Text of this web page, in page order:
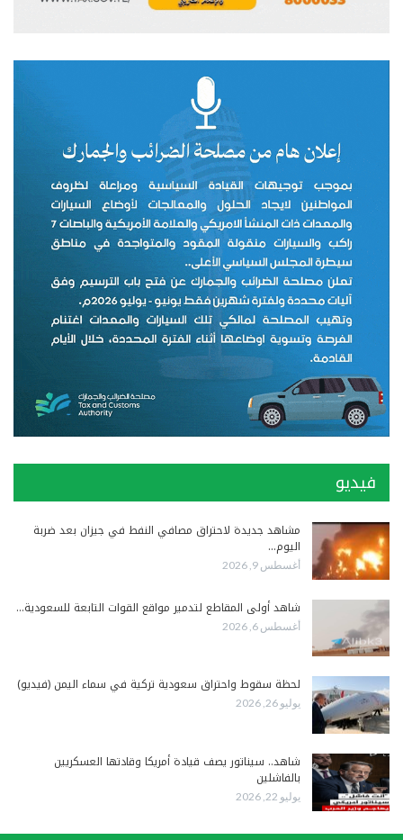
فيديو
مشاهد جديدة لاحتراق مصافي النفط في جيزان بعد ضربة
اليوم…
أغسطس 9, 2026
شاهد أولى المقاطع لتدمير مواقع القوات التابعة للسعودية…
أغسطس 6, 2026
لحظة سقوط واحتراق سعودية تركية في سماء اليمن (فيديو)
يوليو 26, 2026
شاهد.. سيناتور يصف قيادة أمريكا وقادتها العسكريين
بالفاشلين
يوليو 22, 2026